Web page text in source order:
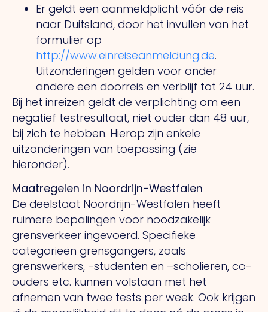
Er geldt een aanmeldplicht vóór de reis
naar Duitsland, door het invullen van het
formulier op
http://www.einreiseanmeldung.de.
Uitzonderingen gelden voor onder
andere een doorreis en verblijf tot 24 uur.
Bij het inreizen geldt de verplichting om een
negatief testresultaat, niet ouder dan 48 uur,
bij zich te hebben. Hierop zijn enkele
uitzonderingen van toepassing (zie
hieronder).
Maatregelen in Noordrijn-Westfalen
De deelstaat Noordrijn-Westfalen heeft
ruimere bepalingen voor noodzakelijk
grensverkeer ingevoerd. Specifieke
categorieën grensgangers, zoals
grenswerkers, -studenten en –scholieren, co-
ouders etc. kunnen volstaan met het
afnemen van twee tests per week. Ook krijgen